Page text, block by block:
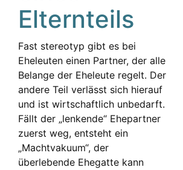
Elternteils
Fast stereotyp gibt es bei
Eheleuten einen Partner, der alle
Belange der Eheleute regelt. Der
andere Teil verlässt sich hierauf
und ist wirtschaftlich unbedarft.
Fällt der „lenkende“ Ehepartner
zuerst weg, entsteht ein
„Machtvakuum“, der
überlebende Ehegatte kann